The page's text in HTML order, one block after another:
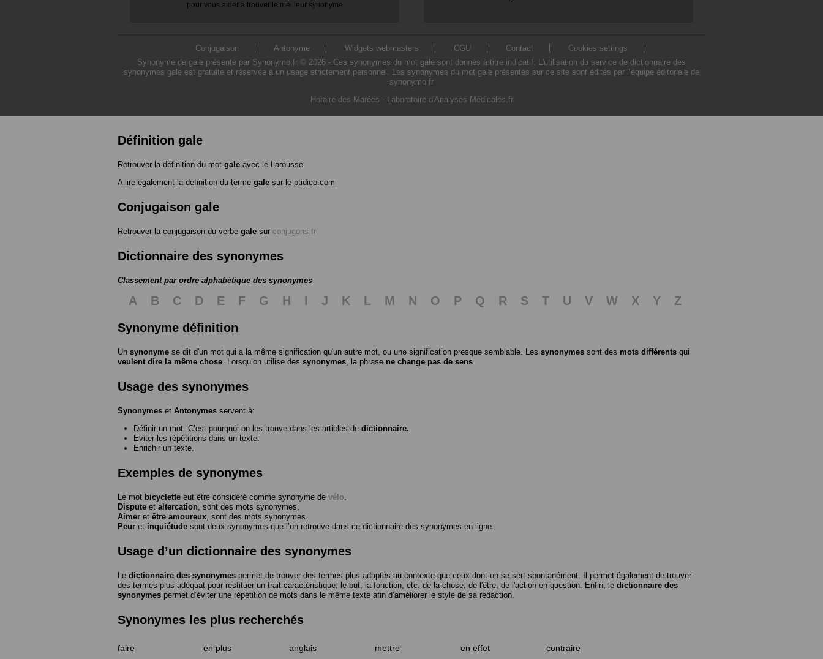
pour vous aider à trouver le meilleur synonyme
Conjugaison Antonyme Widgets webmasters CGU Contact
Cookies settings
Synonyme de gale présenté par Synonymo.fr © 2026 - Ces synonymes du mot gale sont donnés à titre indicatif. L'utilisation du service de dictionnaire des
synonymes gale est gratuite et réservée à un usage strictement personnel. Les synonymes du mot gale présentés sur ce site sont édités par l’équipe éditoriale de
synonymo.fr
Horaire des Marées - Laboratoire d'Analyses Médicales.fr
Définition gale
Retrouver la définition du mot gale avec le Larousse
A lire également la définition du terme gale sur le ptidico.com
Conjugaison gale
Retrouver la conjugaison du verbe gale sur conjugons.fr
Dictionnaire des synonymes
Classement par ordre alphabétique des synonymes
A B C D E F G H I J K L M N O P Q R S T U V W X Y
Z
Synonyme définition
Un synonyme se dit d'un mot qui a la même signification qu'un autre mot, ou une signification presque semblable. Les synonymes sont des mots différents qui
veulent dire la même chose . Lorsqu’on utilise des synonymes , la phrase ne change pas de sens
Usage des synonymes
Synonymes et Antonymes servent à:
Définir un mot. C’est pourquoi on les trouve dans les articles de dictionnaire.
Eviter les répétitions dans un texte.
Enrichir un texte.
Exemples de synonymes
Le mot bicyclette eut être considéré comme synonyme de vélo
Dispute et altercation , sont des mots synonymes.
Aimer et être amoureux , sont des mots synonymes.
Peur et inquiétude sont deux synonymes que l’on retrouve dans ce dictionnaire des synonymes en ligne.
Usage d’un dictionnaire des synonymes
Le dictionnaire des synonymes permet de trouver des termes plus adaptés au contexte que ceux dont on se sert spontanément. Il permet également de trouver
des termes plus adéquat pour restituer un trait caractéristique, le but, la fonction, etc. de la chose, de l'être, de l'action en question. Enfin, le dictionnaire des
synonymes permet d’éviter une répétition de mots dans le même texte afin d’améliorer le style de sa rédaction.
Synonymes les plus recherchés
faire en plus anglais mettre en effet contraire